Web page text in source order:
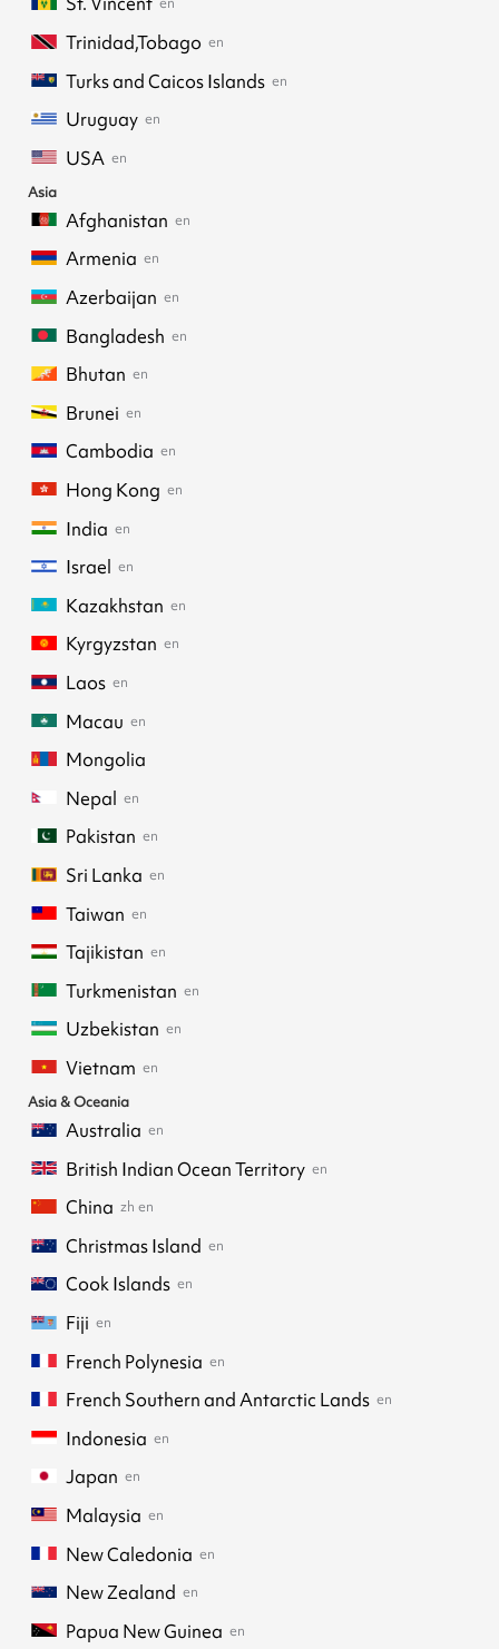
Trinidad,Tobago en
Turks and Caicos Islands en
Uruguay en
USA en
Asia
Afghanistan en
Armenia en
Azerbaijan en
Bangladesh en
Bhutan en
Brunei en
Cambodia en
Hong Kong en
India en
Israel en
Kazakhstan en
Kyrgyzstan en
Laos en
Macau en
Mongolia
Nepal en
Pakistan en
Sri Lanka en
Taiwan en
Tajikistan en
Turkmenistan en
Uzbekistan en
Vietnam en
Asia & Oceania
Australia en
British Indian Ocean Territory en
China zh en
Christmas Island en
Cook Islands en
Fiji en
French Polynesia en
French Southern and Antarctic Lands en
Indonesia en
Japan en
Malaysia en
New Caledonia en
New Zealand en
Papua New Guinea en